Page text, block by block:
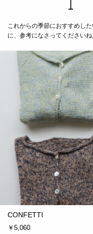
これからの季節におすすめし
に、参考になさってくださいね
CONFETTI
￥5,060